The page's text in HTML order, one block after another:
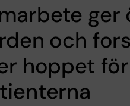
ger
och
hoppet för